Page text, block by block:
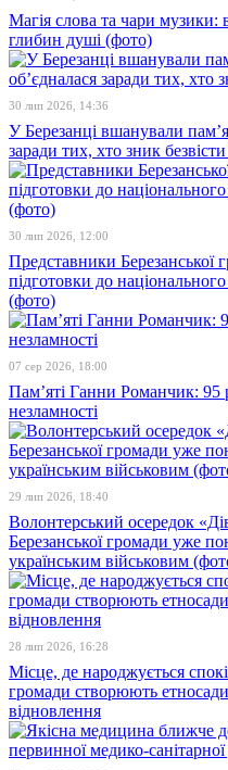
Магія слова та чари музики:
глибин душі (фото)
30 лип 2026, 14:36
У Березанці вшанували
заради тих, хто зник
30 лип 2026, 12:00
Представники Березанської
підготовки до
(фото)
07 сер 2026, 18:00
Пам’яті Ганни Романчик: 95
незламності
29 лип 2026, 18:40
Волонтерський осередок
Березанської громади уже
українським військовим
28 лип 2026, 16:28
Місце, де народжується
громади створюють
відновлення